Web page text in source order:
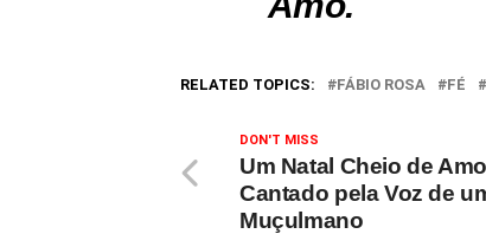
RELATED TOPICS: FÁBIO ROSA FÉ
DON'T MISS
Um Natal Cheio de
Cantado pela Voz de
Muçulmano